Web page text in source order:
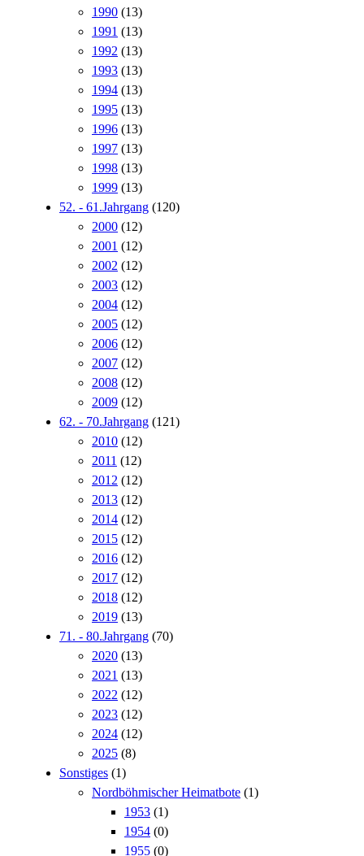
1990 (13)
1991 (13)
1992 (13)
1993 (13)
1994 (13)
1995 (13)
1996 (13)
1997 (13)
1998 (13)
1999 (13)
52. - 61.Jahrgang (120)
2000 (12)
2001 (12)
2002 (12)
2003 (12)
2004 (12)
2005 (12)
2006 (12)
2007 (12)
2008 (12)
2009 (12)
62. - 70.Jahrgang (121)
2010 (12)
2011 (12)
2012 (12)
2013 (12)
2014 (12)
2015 (12)
2016 (12)
2017 (12)
2018 (12)
2019 (13)
71. - 80.Jahrgang (70)
2020 (13)
2021 (13)
2022 (12)
2023 (12)
2024 (12)
2025 (8)
Sonstiges (1)
Nordböhmischer Heimatbote (1)
1953 (1)
1954 (0)
1955 (0)